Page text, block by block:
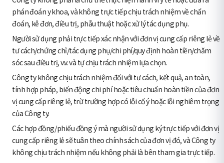
phán đoán y khoa, và không trực tiếp chịu trách nhiệm về chẩn
đoán, kê đơn, điều trị, phẫu thuật hoặc xử lý tác dụng phụ.
Người sử dụng phải trực tiếp xác nhận với đơn vị cung cấp riêng lẻ về
tư cách/chứng chỉ/tác dụng phụ/chi phí/quy định hoàn tiền/chăm
sóc sau điều trị, v.v. và tự chịu trách nhiệm lựa chọn.
Công ty không chịu trách nhiệm đối với tư cách, kết quả, an toàn,
tính hợp pháp, biến động chi phí hoặc tiêu chuẩn hoàn tiền của đơn
vị cung cấp riêng lẻ, trừ trường hợp có lỗi cố ý hoặc lỗi nghiêm trọng
của Công ty.
Các hợp đồng/phiếu đồng ý mà người sử dụng ký trực tiếp với đơn vị
cung cấp riêng lẻ sẽ tuân theo chính sách của đơn vị đó, và Công ty
không chịu trách nhiệm nếu không phải là bên tham gia trực tiếp.